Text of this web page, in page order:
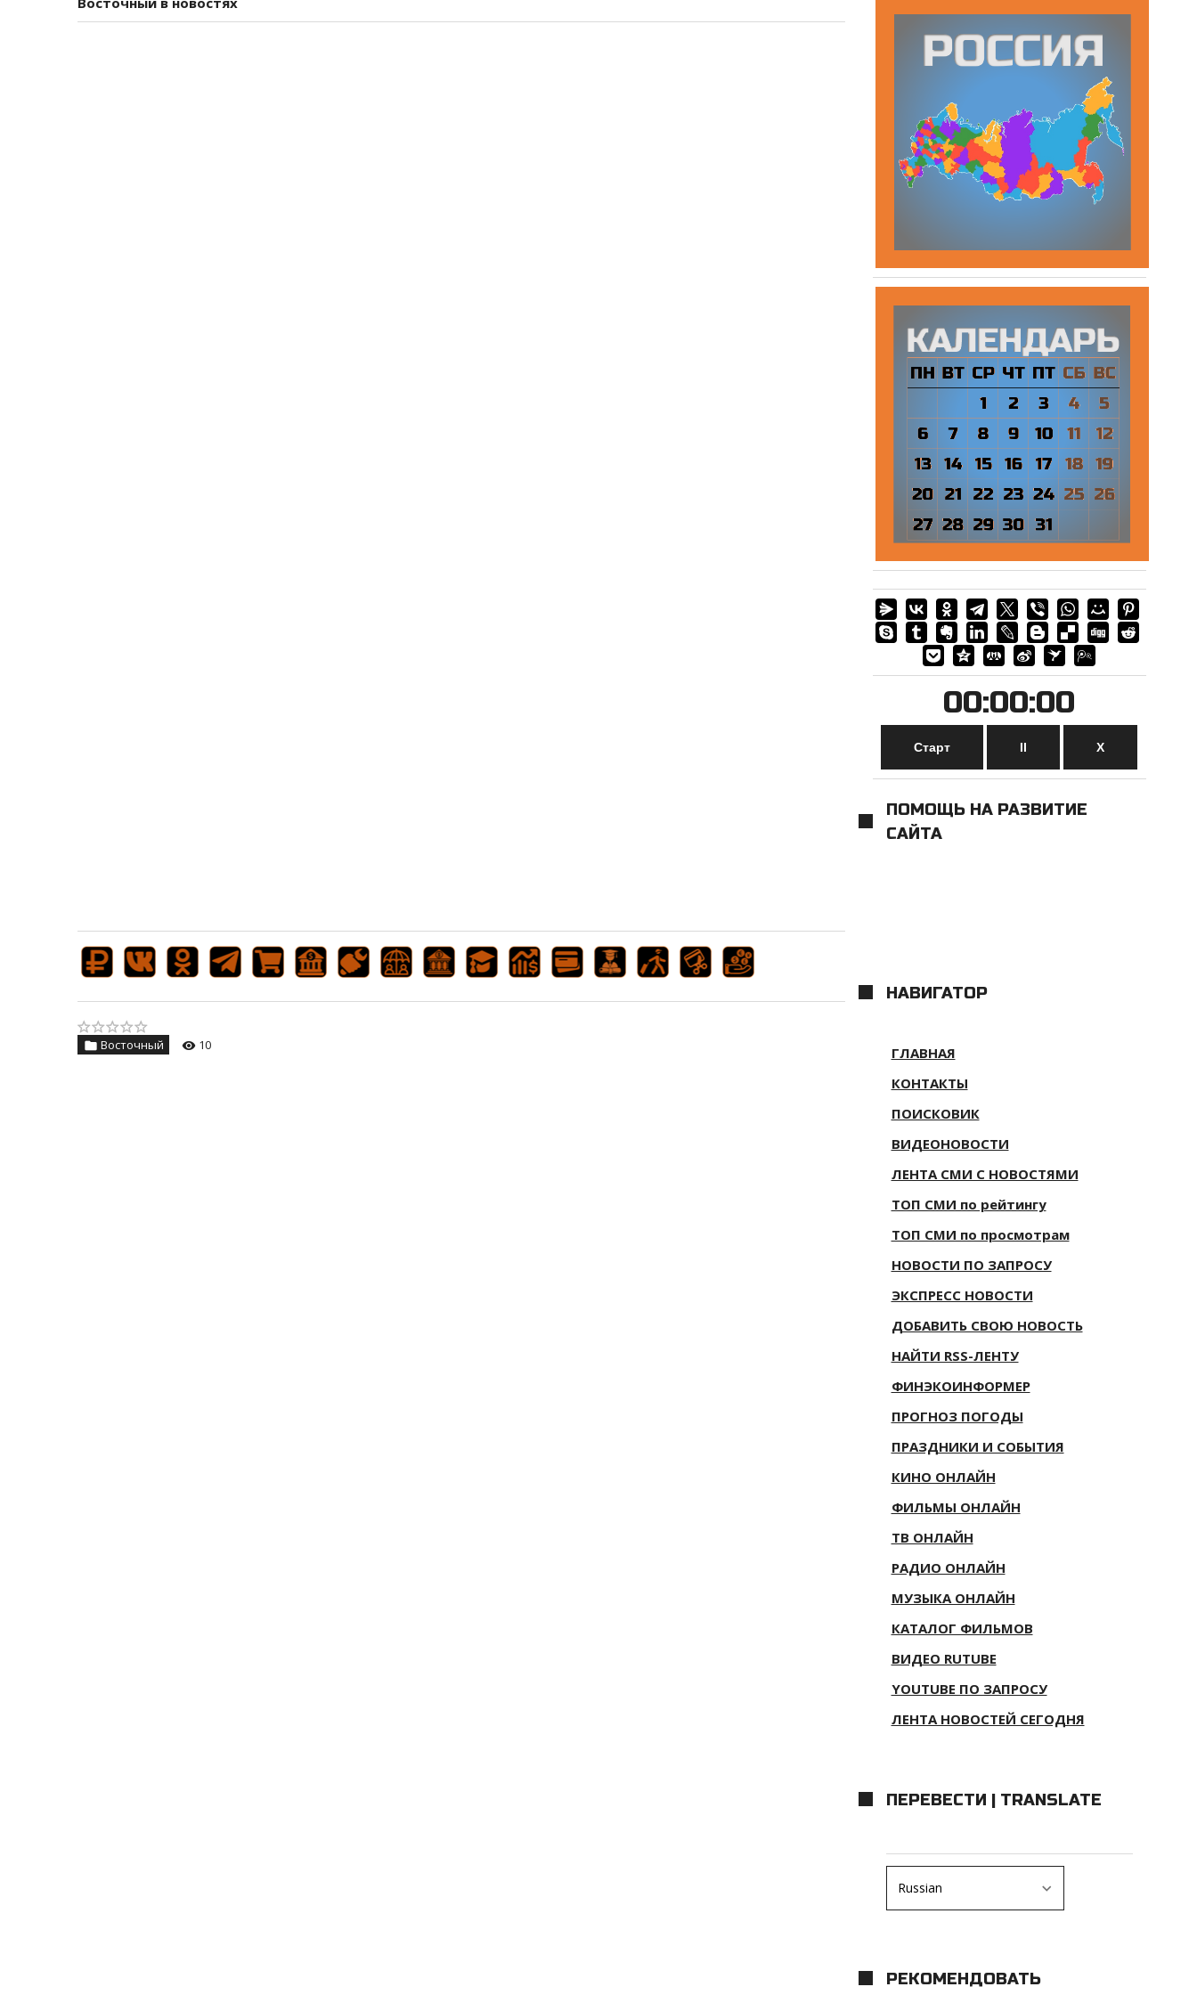
Восточный 10
00:00:00
Старт II Х
ПОМОЩЬ НА РАЗВИТИЕ
САЙТА
НАВИГАТОР
ГЛАВНАЯ
КОНТАКТЫ
ПОИСКОВИК
ВИДЕОНОВОСТИ
ЛЕНТА СМИ С НОВОСТЯМИ
ТОП СМИ по рейтингу
ТОП СМИ по просмотрам
НОВОСТИ ПО ЗАПРОСУ
ЭКСПРЕСС НОВОСТИ
ДОБАВИТЬ СВОЮ НОВОСТЬ
НАЙТИ RSS-ЛЕНТУ
ФИНЭКОИНФОРМЕР
ПРОГНОЗ ПОГОДЫ
ПРАЗДНИКИ И СОБЫТИЯ
КИНО ОНЛАЙН
ФИЛЬМЫ ОНЛАЙН
ТВ ОНЛАЙН
РАДИО ОНЛАЙН
МУЗЫКА ОНЛАЙН
КАТАЛОГ ФИЛЬМОВ
ВИДЕО RUTUBE
YOUTUBE ПО ЗАПРОСУ
ЛЕНТА НОВОСТЕЙ СЕГОДНЯ
ПЕРЕВЕСТИ | TRANSLATE
РЕКОМЕНДОВАТЬ